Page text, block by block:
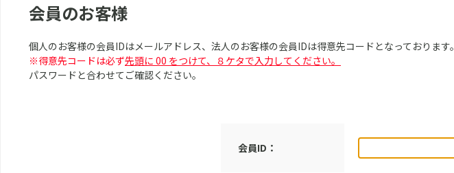
会員のお客様
個人のお客様の会員IDはメールアドレス、法人のお客様の会員IDは得意先コードとなっております。
※得意先コードは必ず先頭に 00 をつけて、８ケタで入力してください。
パスワードと合わせてご確認ください。
会員ID：